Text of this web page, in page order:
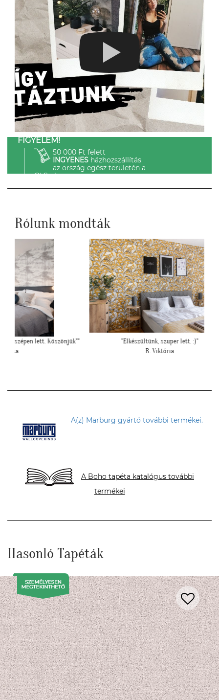
FIGYELEM!
50 000 Ft felett
INGYENESházhozszállítás
az ország egész területén a
GLS-el.
Rólunk mondták
"Elkészültünk, szuper lett. :)"
"Kedves
A(z) Marburg gyártó további termékei.
A Boho tapéta katalógus további
termékei
Hasonló Tapéták